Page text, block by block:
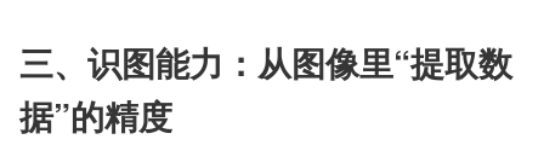
三、识图能力：从图像里“提取数
据”的精度